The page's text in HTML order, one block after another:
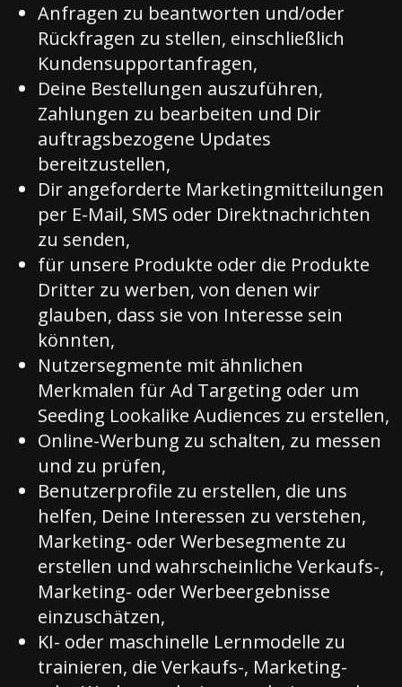
Anfragen zu beantworten und/oder
Rückfragen zu stellen, einschließlich
Kundensupportanfragen,
Deine Bestellungen auszuführen,
Zahlungen zu bearbeiten und Dir
auftragsbezogene Updates
bereitzustellen,
Dir angeforderte Marketingmitteilungen
per E-Mail, SMS oder Direktnachrichten
zu senden,
für unsere Produkte oder die Produkte
Dritter zu werben, von denen wir
glauben, dass sie von Interesse sein
könnten,
Nutzersegmente mit ähnlichen
Merkmalen für Ad Targeting oder um
Seeding Lookalike Audiences zu erstellen,
Online-Werbung zu schalten, zu messen
und zu prüfen,
Benutzerprofile zu erstellen, die uns
helfen, Deine Interessen zu verstehen,
Marketing- oder Werbesegmente zu
erstellen und wahrscheinliche Verkaufs-,
Marketing- oder Werbeergebnisse
einzuschätzen,
KI- oder maschinelle Lernmodelle zu
trainieren, die Verkaufs-, Marketing-